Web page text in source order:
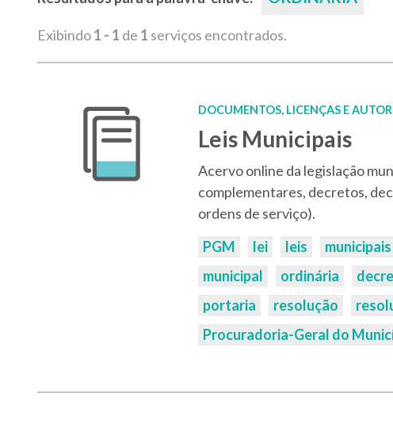
Exibindo1 - 1 de 1 serviços encontrados.
DOCUMENTOS, LICENÇAS E
Leis Municipais
Acervo online da legislação
complementares, decretos,
ordens de serviço).
Palavras-
chaves:
PGM lei leis municipais
municipal
ordinária
portaria
resolução
Procuradoria-Geral do